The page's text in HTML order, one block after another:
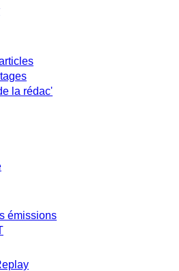
la rédac'
émissions